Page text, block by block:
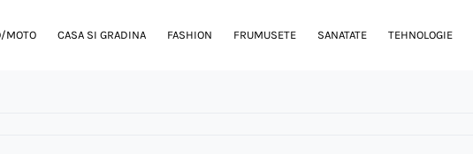
MOTO CASA SI GRADINA FASHION FRUMUSETE SANATATE TEHNOLOGIE